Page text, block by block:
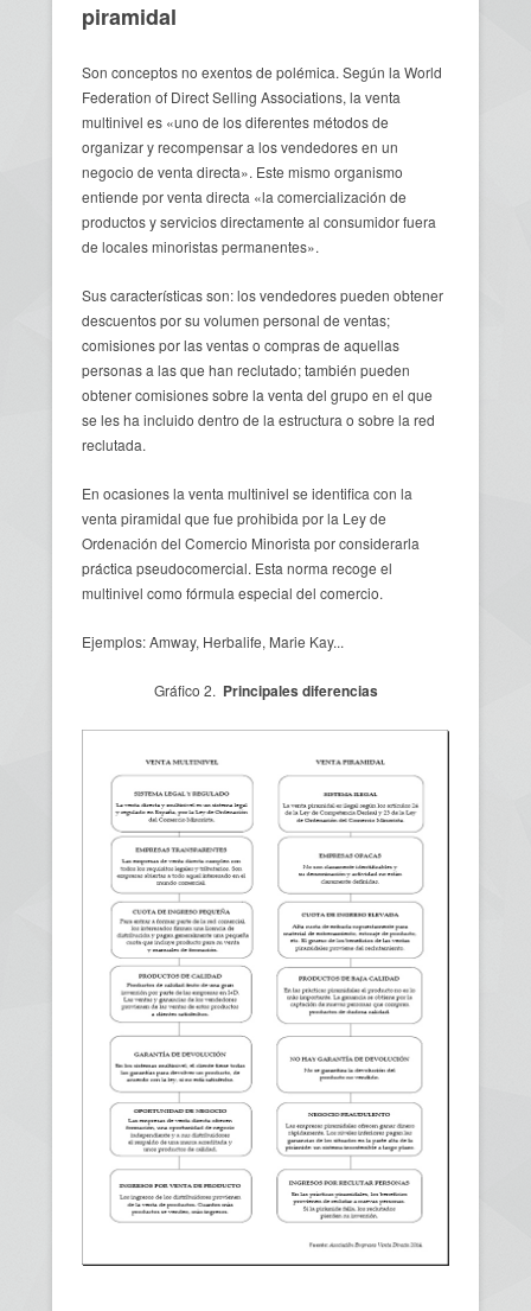
piramidal
Son conceptos no exentos de polémica. Según la World
Federation of Direct Selling Associations, la venta
multinivel es «uno de los diferentes métodos de
organizar y recompensar a los vendedores en un
negocio de venta directa». Este mismo organismo
entiende por venta directa «la comercialización de
productos y servicios directamente al consumidor fuera
de locales minoristas permanentes».
Sus características son: los vendedores pueden obtener
descuentos por su volumen personal de ventas;
comisiones por las ventas o compras de aquellas
personas a las que han reclutado; también pueden
obtener comisiones sobre la venta del grupo en el que
se les ha incluido dentro de la estructura o sobre la red
reclutada.
En ocasiones la venta multinivel se identifica con la
venta piramidal que fue prohibida por la Ley de
Ordenación del Comercio Minorista por considerarla
práctica pseudocomercial. Esta norma recoge el
multinivel como fórmula especial del comercio.
Ejemplos: Amway, Herbalife, Marie Kay...
Gráfico 2. Principales diferencias